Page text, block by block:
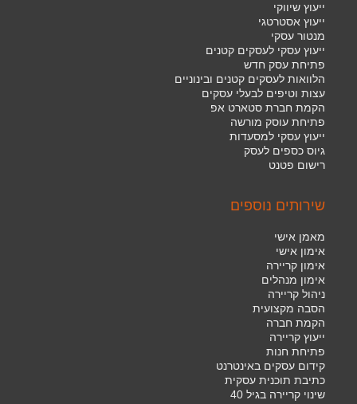
ייעוץ שיווקי
ייעוץ אסטרטגי
מנטור עסקי
ייעוץ עסקי לעסקים קטנים
פתיחת עסק חדש
הלוואות לעסקים קטנים ובינוניים
עצות וטיפים לבעלי עסקים
הקמת חברת סטארט אפ
פתיחת עוסק מורשה
ייעוץ עסקי למסעדות
גיוס כספים לעסק
רישום פטנט
שירותים נוספים
מאמן אישי
אימון אישי
אימון קריירה
אימון מנהלים
ניהול קריירה
הסבה מקצועית
הקמת חברה
ייעוץ קריירה
פתיחת חנות
קידום עסקים באינטרנט
כתיבת תוכנית עסקית
שינוי קריירה בגיל 40